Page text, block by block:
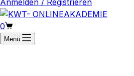
Anmelden / Registrieren
Warenkorb
0
Menü